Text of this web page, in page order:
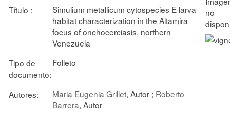
Título :
Simulium metallicum cytospecies E larva
habitat characterization in the Altamira
focus of onchocerciasis, northern
Venezuela
Tipo de
documento:
Folleto
Autores: Maria Eugenia Grillet, Autor ; Roberto
Barrera, Autor